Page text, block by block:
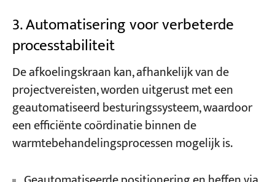
3. Automatisering voor verbeterde
processtabiliteit
De afkoelingskraan kan, afhankelijk van de
projectvereisten, worden uitgerust met een
geautomatiseerd besturingssysteem, waardoor
een efficiënte coördinatie binnen de
warmtebehandelingsprocessen mogelijk is.